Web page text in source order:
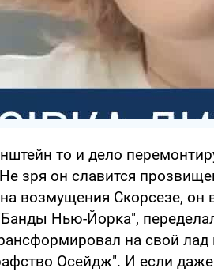
то и дело
зря он славится
возмущения Скорсезе, он
Нью-Йорка",
на свой лад
Осейдж". И если